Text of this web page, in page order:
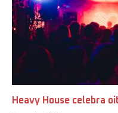
Heavy House celebra